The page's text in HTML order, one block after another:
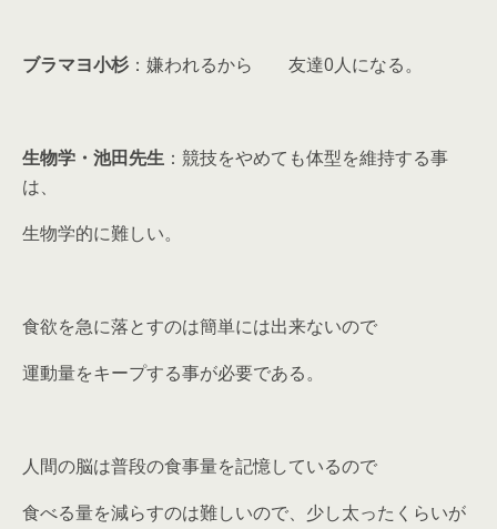
ブラマヨ小杉 ：嫌われるから 友達0人になる。
生物学・池田先生 ：競技をやめても体型を維持する事
は、
生物学的に難しい。
食欲を急に落とすのは簡単には出来ないので
運動量をキープする事が必要である。
人間の脳は普段の食事量を記憶しているので
食べる量を減らすのは難しいので、少し太ったくらいが